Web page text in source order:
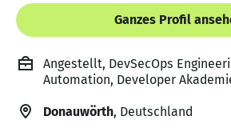
Ganzes Profil
Angestellt, DevSecOps
Automation, Developer
Donauwörth, Deutschland